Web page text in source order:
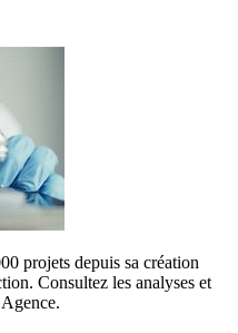
projets depuis sa création
Consultez les analyses et